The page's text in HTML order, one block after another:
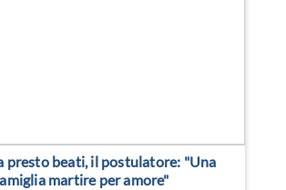
presto beati, il postulatore: "Una
martire per amore"